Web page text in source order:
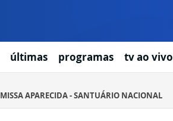
últimas programas tv ao vivo
MISSA APARECIDA - SANTUÁRIO NACIONAL